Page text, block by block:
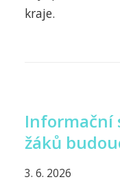
kraje.
Informační
žáků
3. 6. 2026